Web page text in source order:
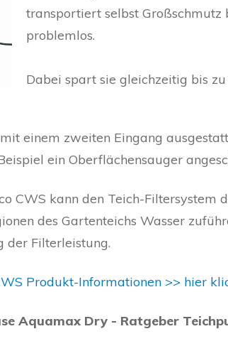
transportiert selbst Großschmutz
problemlos.
Dabei spart sie gleichzeitig bis
einem zweiten Eingang
ein Oberflächensauger
CWS kann den Teich-Filtersystem
des Gartenteichs Wasser
der Filterleistung.
Produkt-Informationen >> hier
Aquamax Dry - Ratgeber